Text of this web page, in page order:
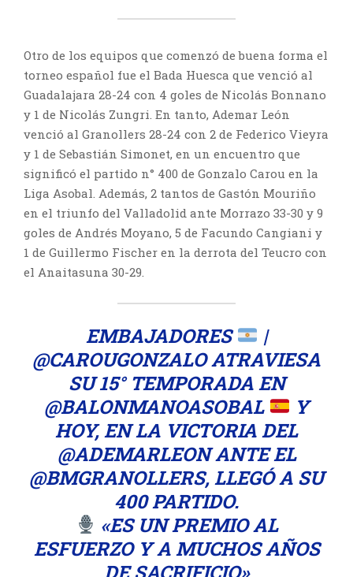
Otro de los equipos que comenzó de buena forma el
torneo español fue el Bada Huesca que venció al
Guadalajara 28-24 con 4 goles de Nicolás Bonnano
y 1 de Nicolás Zungri. En tanto, Ademar León
venció al Granollers 28-24 con 2 de Federico Vieyra
y 1 de Sebastián Simonet, en un encuentro que
significó el partido n° 400 de Gonzalo Carou en la
Liga Asobal. Además, 2 tantos de Gastón Mouriño
en el triunfo del Valladolid ante Morrazo 33-30 y 9
goles de Andrés Moyano, 5 de Facundo Cangiani y
1 de Guillermo Fischer en la derrota del Teucro con
el Anaitasuna 30-29.
EMBAJADORES
|
@CAROUGONZALOATRAVIESA
SU 15° TEMPORADA EN
@BALONMANOASOBAL
Y
HOY, EN LA VICTORIA DEL
@ADEMARLEONANTE EL
@BMGRANOLLERS, LLEGÓ A SU
400 PARTIDO.
«ES UN PREMIO AL
ESFUERZO Y A MUCHOS AÑOS